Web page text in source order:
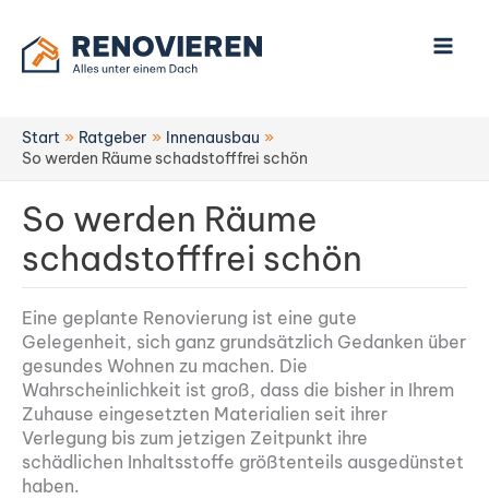
Inhalt
springen
Start Ratgeber
Innenausbau
So werden Räume schadstofffrei schön
So werden Räume
schadstofffrei schön
Eine geplante Renovierung ist eine gute
Gelegenheit, sich ganz grundsätzlich Gedanken über
gesundes Wohnen zu machen. Die
Wahrscheinlichkeit ist groß, dass die bisher in Ihrem
Zuhause eingesetzten Materialien seit ihrer
Verlegung bis zum jetzigen Zeitpunkt ihre
schädlichen Inhaltsstoffe größtenteils ausgedünstet
haben.